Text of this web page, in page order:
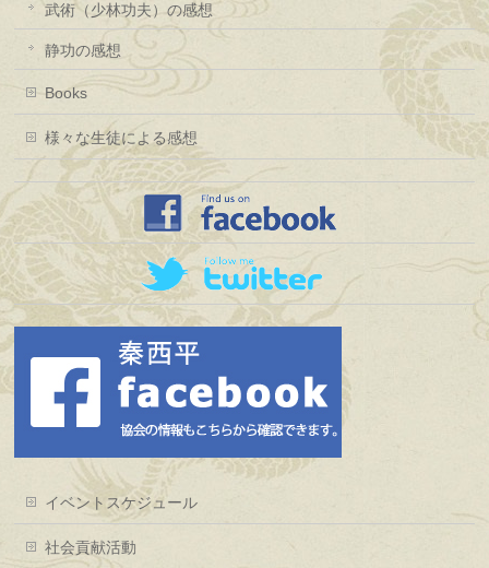
武術（少林功夫）の感想
静功の感想
Books
様々な生徒による感想
イベントスケジュール
社会貢献活動